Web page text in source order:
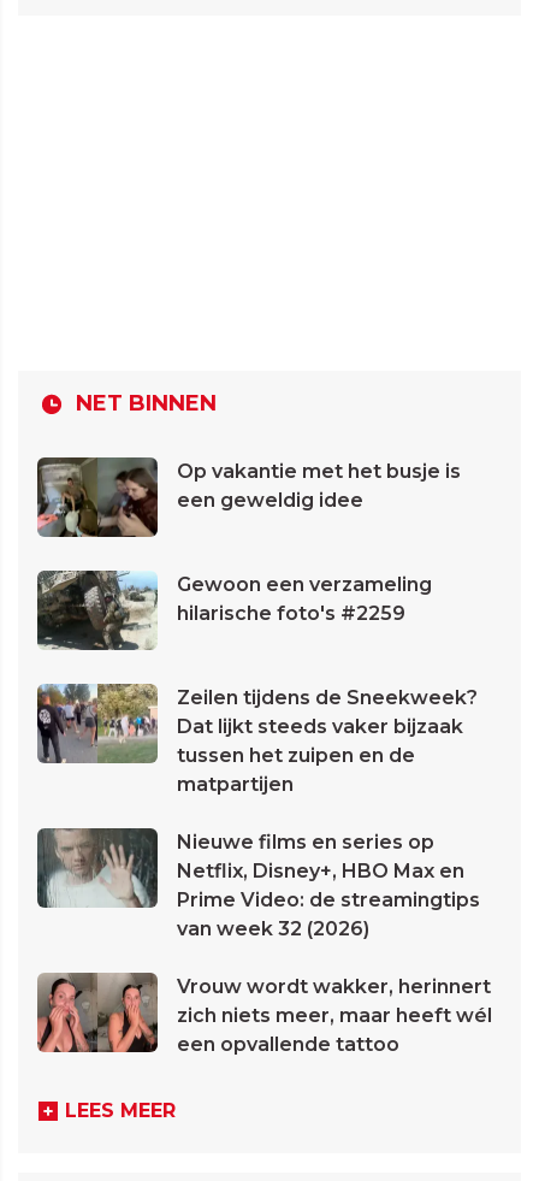
NET BINNEN
Op vakantie met het busje is
een geweldig idee
Gewoon een verzameling
hilarische foto's #2259
Zeilen tijdens de Sneekweek?
Dat lijkt steeds vaker bijzaak
tussen het zuipen en de
matpartijen
Nieuwe films en series op
Netflix, Disney+, HBO Max en
Prime Video: de streamingtips
van week 32 (2026)
Vrouw wordt wakker, herinnert
zich niets meer, maar heeft wél
een opvallende tattoo
LEES MEER